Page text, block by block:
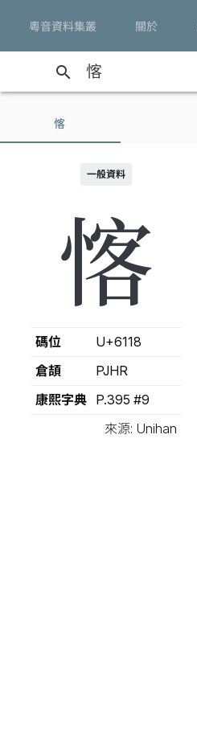
粵音資料集叢 關於
search
愘
一般資料
愘
碼位
U+6118
倉頡
PJHR
康熙字典
P.395 #9
來源: Unihan